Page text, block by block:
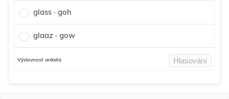
glass · goh
glaaz · gow
Výslovnost anketa Hlasování